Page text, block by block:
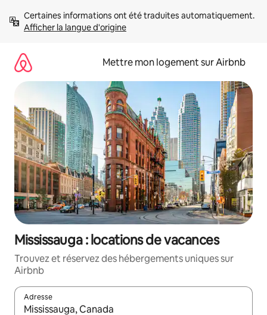
directement
Afficher la langue d'origine
Mettre mon logement sur Airbnb
Mississauga : locations de vacances
Trouvez et réservez des hébergements uniques sur
Airbnb
Adresse
Lorsque les résultats s'affichent, utilisez les flèches vers le